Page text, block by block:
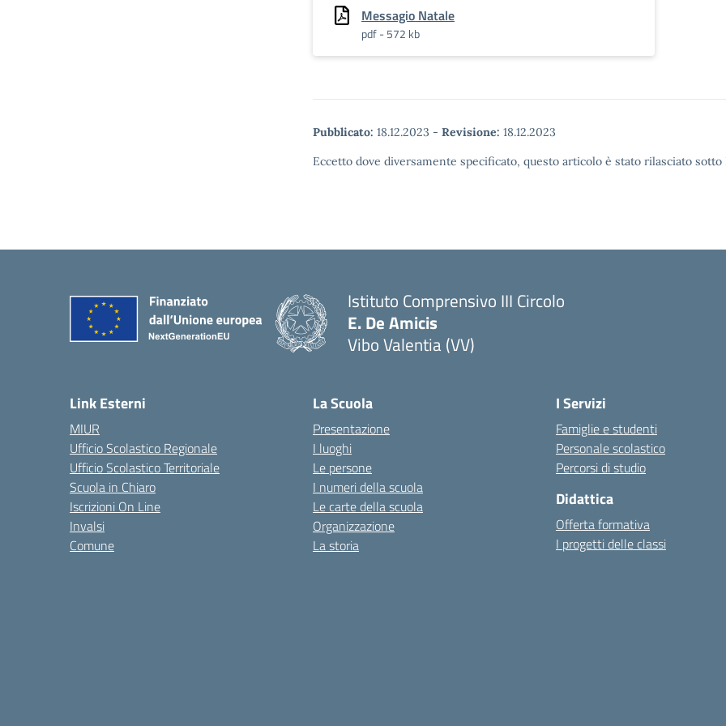
Messagio Natale
pdf - 572 kb
Pubblicato: 18.12.2023 - Revisione: 18.12.2023
Eccetto dove diversamente specificato, questo articolo è stato rilasciato
Istituto Comprensivo III Circolo
E. De Amicis
Vibo Valentia (VV)
Link Esterni
MIUR
Ufficio Scolastico Regionale
Ufficio Scolastico Territoriale
Scuola in Chiaro
Iscrizioni On Line
Invalsi
Comune
La Scuola
Presentazione
I luoghi
Le persone
I numeri della scuola
Le carte della scuola
Organizzazione
La storia
I Servizi
Famiglie e studenti
Personale scolastico
Percorsi di studio
Didattica
Offerta formativa
I progetti delle classi